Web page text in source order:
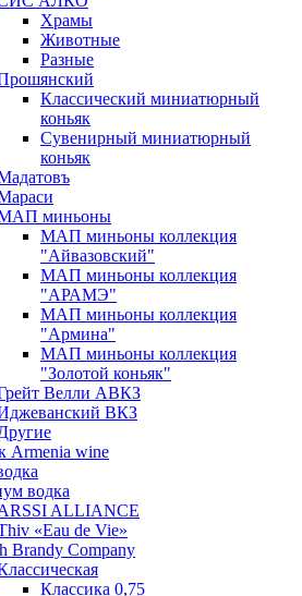
Храмы
Животные
Разные
Классический миниатюрный
коньяк
Сувенирный миниатюрный
коньяк
миньоны
МАП миньоны коллекция
"Айвазовский"
МАП миньоны коллекция
"АРАМЭ"
МАП миньоны коллекция
"Армина"
МАП миньоны коллекция
"Золотой коньяк"
Велли АВКЗ
ВКЗ
Armenia wine
водка
ALLIANCE
«Eau de Vie»
Brandy Company
Классика 0,75